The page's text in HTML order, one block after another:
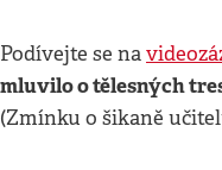
Podívejte se na
mluvilo o tělesných
(Zmínku o šikaně